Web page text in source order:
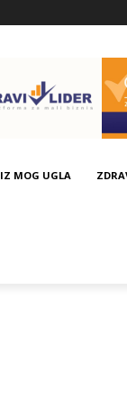
IZ MOG UGLA